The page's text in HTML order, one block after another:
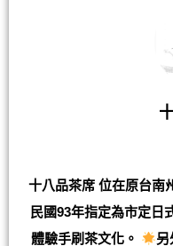
十八品茶席 位在原台南
民國93年指定為市定日
體驗手刷茶文化。
另